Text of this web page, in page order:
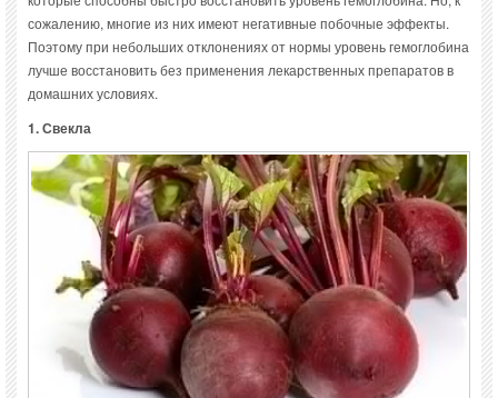
сожалению, многие из них имеют негативные побочные эффекты.
Поэтому при небольших отклонениях от нормы уровень гемоглобина
лучше восстановить без применения лекарственных препаратов в
домашних условиях.
1. Свекла